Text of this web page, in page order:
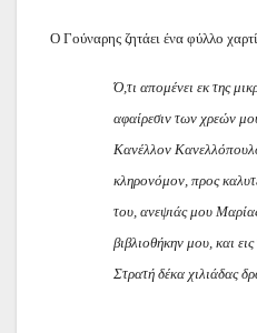
Ο Γούναρης ζητάει ένα φύλλο
Ό,τι απομένει εκ της
αφαίρεσιν των χρεών
Κανέλλον
κληρονόμον, προς
του, ανεψιάς μου
βιβλιοθήκην μου, και
Στρατή δέκα χιλιάδας